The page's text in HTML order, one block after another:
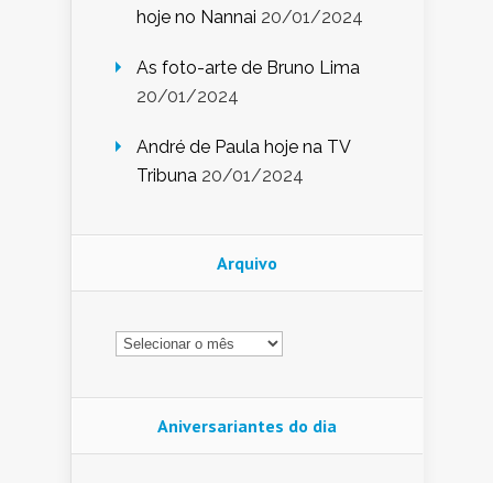
hoje no Nannai 20/01/2024
As foto-arte de Bruno Lima
20/01/2024
André de Paula hoje na TV
Tribuna 20/01/2024
Arquivo
Arquivo
Aniversariantes do dia